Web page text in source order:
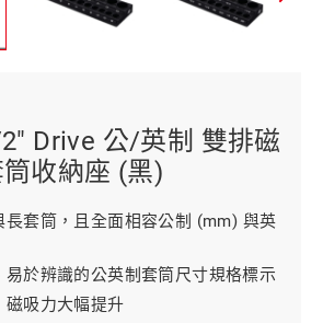
Drive 公/英制 雙排磁
收納座 (黑)
長套筒，且全面相容公制 (mm) 與英
易於辨識的公英制套筒尺寸規格標示
磁吸力大幅提升